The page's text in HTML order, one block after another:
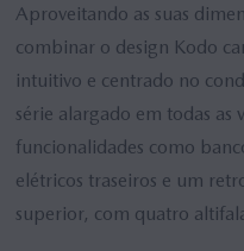
Aproveitando as suas
combinar o design Kodo
intuitivo e centrado no
série alargado em todas as
funcionalidades como
elétricos traseiros e um
superior, com quatro